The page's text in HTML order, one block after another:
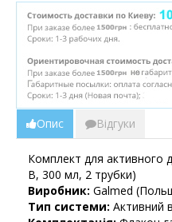
Опис Відгуки
Комплект для активного
B, 300 мл, 2 трубки)
Виробник: Galmed
Тип системи: Активний